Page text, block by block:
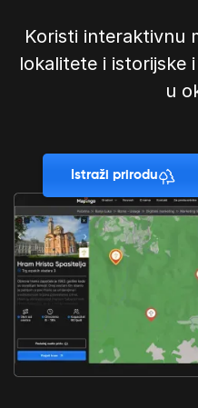
Koristi interaktivnu
lokalitete i istorijske
u
Istraži prirodu